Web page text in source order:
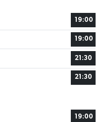
19:00
19:00
21:30
21:30
19:00